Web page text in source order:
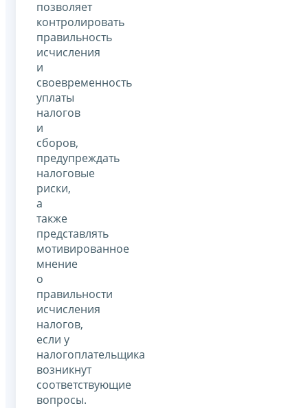
позволяет
контролировать
правильность
исчисления
и
своевременность
уплаты
налогов
и
сборов,
предупреждать
налоговые
риски,
а
также
представлять
мотивированное
мнение
о
правильности
исчисления
налогов,
если у
налогоплательщика
возникнут
соответствующие
вопросы.